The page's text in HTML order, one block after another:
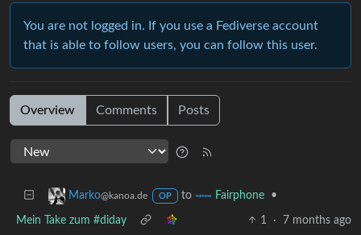
You are not logged in. If you use a Fediverse account
that is able to follow users, you can follow this user.
Overview Comments Posts
Marko@kanoa.de OP to Fairphone •
Mein Take zum #diday 1 · 7 months ago